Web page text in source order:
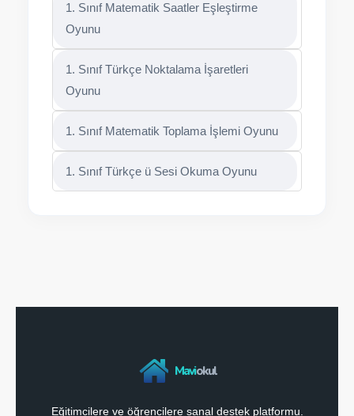
1. Sınıf Matematik Saatler Eşleştirme
Oyunu
1. Sınıf Türkçe Noktalama İşaretleri
Oyunu
1. Sınıf Matematik Toplama İşlemi Oyunu
1. Sınıf Türkçe ü Sesi Okuma Oyunu
Maviokul
Eğitimcilere ve öğrencilere sanal destek platformu.